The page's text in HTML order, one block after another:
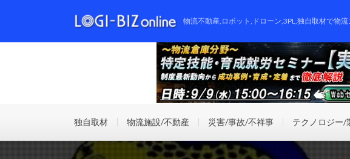
物流不動産,ロボット,ドローン,3PL,独自取材で物
独自取材 物流施設/不動産 災害/事故/不祥事 テクノロジー/